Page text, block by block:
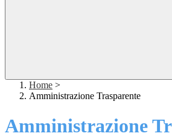
Home >
Amministrazione Trasparente
Amministrazione